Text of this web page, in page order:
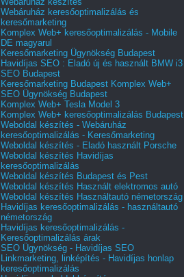
Webáruház keresőoptimalizálás és
keresőmarketing
Komplex Web+ keresőoptimalizálás - Mobile
DE magyarul
Keresőmarketing Ügynökség Budapest
Havidíjas SEO : Eladó új és használt BMW i3
SEO Budapest
Keresőmarketing Budapest Komplex Web+
SEO Ügynökség Budapest
Komplex Web+ Tesla Model 3
Komplex Web+ keresőoptimalizálás Budapest
Weboldal készítés - Webáruház
keresőoptimalizálás - Keresőmarketing
Weboldal készítés - Eladó használt Porsche
Weboldal készítés Havidíjas
keresőoptimalizálás
Weboldal készítés Budapest és Pest
Weboldal készítés Használt elektromos autó
Weboldal készítés Használtautó németország
Havidíjas keresőoptimalizálás - használtautó
németország
Havidíjas keresőoptimalizálás -
Keresőoptimalizálás árak
SEO Ügynökség - Havidíjas SEO
Linkmarketing, linképítés - Havidíjas honlap
keresőoptimalizálás